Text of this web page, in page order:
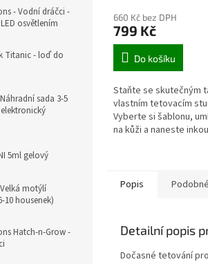
- Vodní dráčci -
osvětlením
Titanic - loď do
sada 3-5
5ml gelový
motýlí
10 housenek)
Hatch-n-Grow -
660 Kč bez DPH
799 Kč
Do košíku
Staňte se skutečným
vlastním tetovacím
Vyberte si šablonu,
na kůži a naneste
Popis
Detailní popis
Dočasné tetování